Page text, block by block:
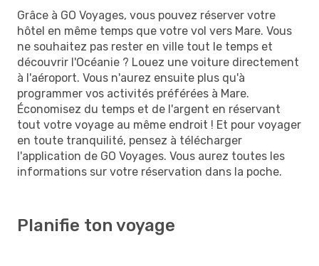
Grâce à GO Voyages, vous pouvez réserver votre
hôtel en même temps que votre vol vers Mare. Vous
ne souhaitez pas rester en ville tout le temps et
découvrir l'Océanie ? Louez une voiture directement
à l'aéroport. Vous n'aurez ensuite plus qu'à
programmer vos activités préférées à Mare.
Économisez du temps et de l'argent en réservant
tout votre voyage au même endroit ! Et pour voyager
en toute tranquilité, pensez à télécharger
l'application de GO Voyages. Vous aurez toutes les
informations sur votre réservation dans la poche.
Planifie ton voyage